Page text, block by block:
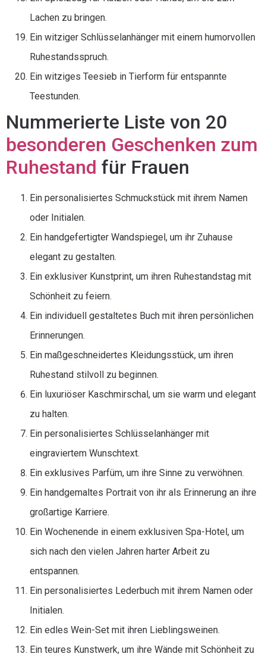
Lachen zu bringen.
Ein witziger Schlüsselanhänger mit einem humorvollen
Ruhestandsspruch.
Ein witziges Teesieb in Tierform für entspannte
Teestunden.
Nummerierte Liste von 20
besonderen Geschenken zum
Ruhestand für Frauen
Ein personalisiertes Schmuckstück mit ihrem Namen
oder Initialen.
Ein handgefertigter Wandspiegel, um ihr Zuhause
elegant zu gestalten.
Ein exklusiver Kunstprint, um ihren Ruhestandstag mit
Schönheit zu feiern.
Ein individuell gestaltetes Buch mit ihren persönlichen
Erinnerungen.
Ein maßgeschneidertes Kleidungsstück, um ihren
Ruhestand stilvoll zu beginnen.
Ein luxuriöser Kaschmirschal, um sie warm und elegant
zu halten.
Ein personalisiertes Schlüsselanhänger mit
eingraviertem Wunschtext.
Ein exklusives Parfüm, um ihre Sinne zu verwöhnen.
Ein handgemaltes Portrait von ihr als Erinnerung an ihre
großartige Karriere.
Ein Wochenende in einem exklusiven Spa-Hotel, um
sich nach den vielen Jahren harter Arbeit zu
entspannen.
Ein personalisiertes Lederbuch mit ihrem Namen oder
Initialen.
Ein edles Wein-Set mit ihren Lieblingsweinen.
Ein teures Kunstwerk, um ihre Wände mit Schönheit zu